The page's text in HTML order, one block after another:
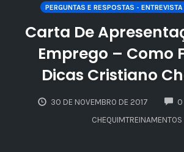
PERGUNTAS E RESPOSTAS - ENTREVISTA
Carta De
Emprego – Como
Dicas Cristiano
30 DE NOVEMBRO DE 2017 0
CHEQUIMTREINAMENTOS